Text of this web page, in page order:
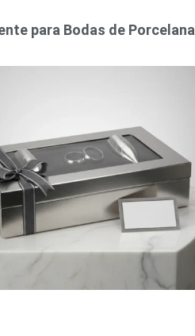
para Bodas de Porcelana